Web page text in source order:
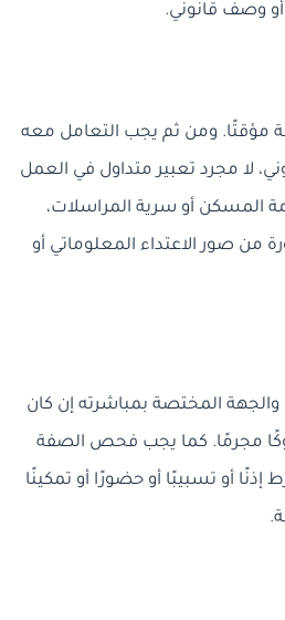
أو وصف قانوني.
مؤقتًا. ومن ثم يجب التعامل معه
لا مجرد تعبير متداول في العمل
أو سرية المراسلات،
من صور الاعتداء المعلوماتي أو
المختصة بمباشرته إن كان
مجرمًا. كما يجب فحص الصفة
إذنًا أو تسبيبًا أو حضورًا أو تمكينًا